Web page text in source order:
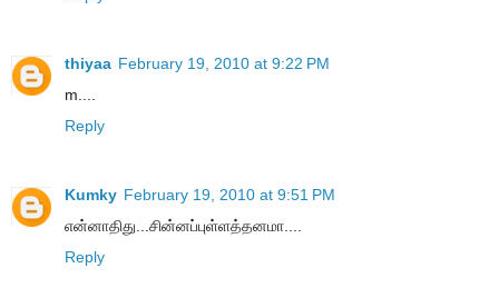
thiyaa February 19, 2010 at 9:22 PM
m....
Reply
Kumky February 19, 2010 at 9:51 PM
என்னாதிது...சின்னப்புள்ளத்தனமா....
Reply